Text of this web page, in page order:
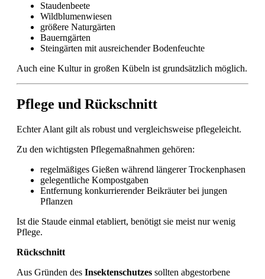
Staudenbeete
Wildblumenwiesen
größere Naturgärten
Bauerngärten
Steingärten mit ausreichender Bodenfeuchte
Auch eine Kultur in großen Kübeln ist grundsätzlich möglich.
Pflege und Rückschnitt
Echter Alant gilt als robust und vergleichsweise pflegeleicht.
Zu den wichtigsten Pflegemaßnahmen gehören:
regelmäßiges Gießen während längerer Trockenphasen
gelegentliche Kompostgaben
Entfernung konkurrierender Beikräuter bei jungen
Pflanzen
Ist die Staude einmal etabliert, benötigt sie meist nur wenig
Pflege.
Rückschnitt
Aus Gründen des Insektenschutzes sollten abgestorbene